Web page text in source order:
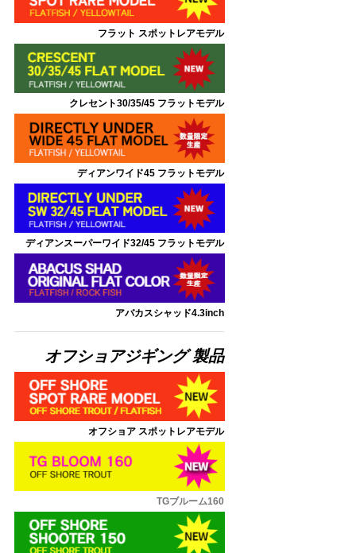
フラット スポットレアモデル
クレセント30/35/45 フラットモデル
ディアンワイド45 フラットモデル
ディアンスーパーワイド32/45 フラットモデル
アバカスシャッド4.3inch
オフショアジギング 製品
オフショア スポットレアモデル
TGブルーム160